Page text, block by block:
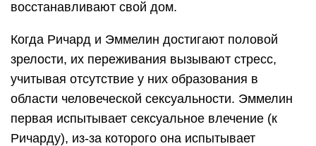
восстанавливают свой дом.
Когда Ричард и Эммелин достигают половой
зрелости, их переживания вызывают стресс,
учитывая отсутствие у них образования в
области человеческой сексуальности. Эммелин
первая испытывает сексуальное влечение (к
Ричарду), из-за которого она испытывает